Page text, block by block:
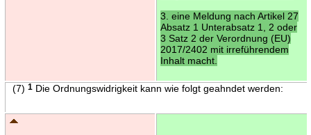
3. eine Meldung nach Artikel 27
Absatz 1 Unterabsatz 1, 2 oder
3 Satz 2 der Verordnung (EU)
2017/2402 mit irreführendem
Inhalt macht.
(7) 1Die Ordnungswidrigkeit kann wie folgt geahndet werden: